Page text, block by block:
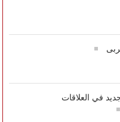
في العلاقات